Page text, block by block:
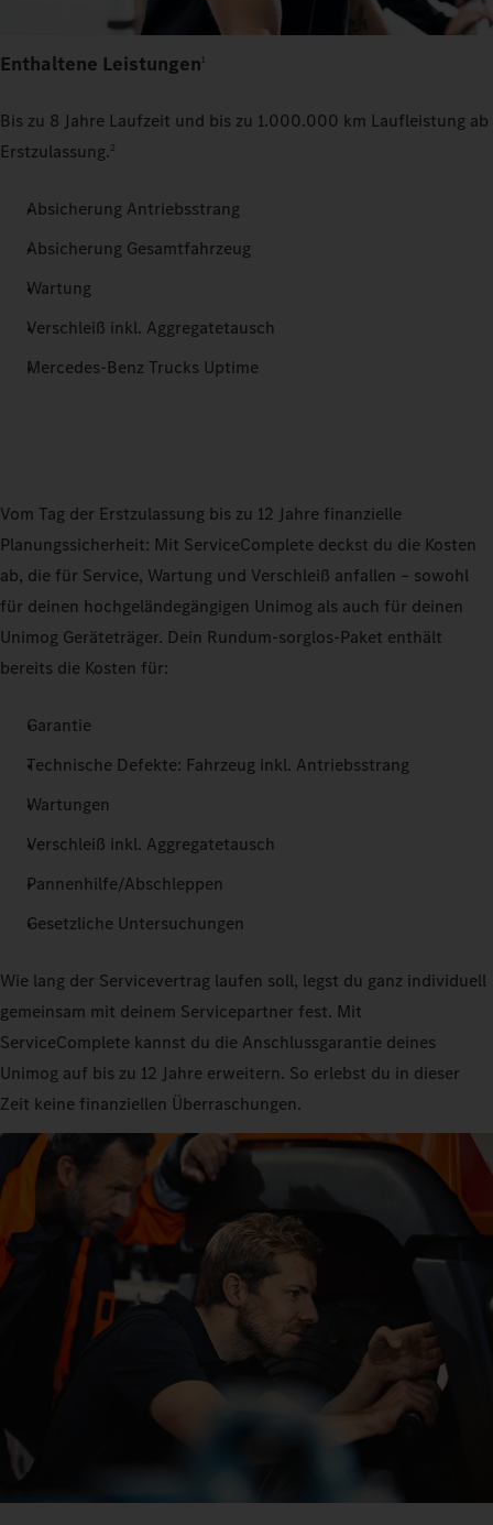
Enthaltene Leistungen1
Bis zu 8 Jahre Laufzeit und bis zu 1.000.000 km Laufleistung ab
Erstzulassung.2
Absicherung Antriebsstrang
Absicherung Gesamtfahrzeug
Wartung
Verschleiß inkl. Aggregatetausch
Mercedes‑Benz Trucks Uptime
Vom Tag der Erstzulassung bis zu 12 Jahre finanzielle
Planungssicherheit: Mit ServiceComplete deckst du die Kosten
ab, die für Service, Wartung und Verschleiß anfallen – sowohl
für deinen hochgeländegängigen Unimog als auch für deinen
Unimog Geräteträger. Dein Rundum-sorglos-Paket enthält
bereits die Kosten für:
Garantie
Technische Defekte: Fahrzeug inkl. Antriebsstrang
Wartungen
Verschleiß inkl. Aggregatetausch
Pannenhilfe/Abschleppen
Gesetzliche Untersuchungen
Wie lang der Servicevertrag laufen soll, legst du ganz individuell
gemeinsam mit deinem Servicepartner fest. Mit
ServiceComplete kannst du die Anschlussgarantie deines
Unimog auf bis zu 12 Jahre erweitern. So erlebst du in dieser
Zeit keine finanziellen Überraschungen.